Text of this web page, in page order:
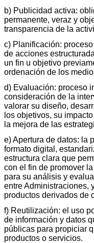
b) Publicidad activa:
permanente, veraz y
transparencia de la
c) Planificación:
de acciones
un fin u objetivo
ordenación de los
d) Evaluación: proceso
consideración de la
valorar su diseño,
los objetivos, su
la mejora de las
e) Apertura de datos: la
formato digital,
estructura clara que
con el fin de promover
para su análisis y
entre Administraciones,
productos derivados de
f) Reutilización: el uso
de información y datos
públicas para propiciar
productos o servicios.